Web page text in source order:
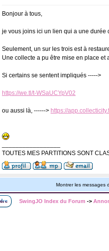
Bonjour à tous,
je vous joins ici un lien qui a une durée
Seulement, un sur les trois est à
Une collecte a pu être mise en place et
Si certains se sentent impliqués ----->
https://we.tl/t-WSaUCYpV02
ou aussi là, ------> https://
TOUTES MES PARTITIONS SONT
Montrer les messages
SwingJO Index du Forum ->